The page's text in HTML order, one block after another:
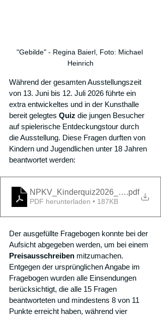
"Gebilde" - Regina Baierl, Foto: Michael
Heinrich
Während der gesamten Ausstellungszeit
von 13. Juni bis 12. Juli 2026 führte ein
extra entwickeltes und in der Kunsthalle
bereit gelegtes Quiz die jungen Besucher
auf spielerische Entdeckungstour durch
die Ausstellung. Diese Fragen durften von
Kindern und Jugendlichen unter 18 Jahren
beantwortet werden:
NPKV_Kinderquiz2026_Vorlage
.pdf
PDF herunterladen • 187KB
Der ausgefüllte Fragebogen konnte bei der
Aufsicht abgegeben werden, um bei einem
Preisausschreiben mitzumachen.
Entgegen der ursprünglichen Angabe im
Fragebogen wurden alle Einsendungen
berücksichtigt, die alle 15 Fragen
beantworteten und mindestens 8 von 11
Punkte erreicht haben, während vier